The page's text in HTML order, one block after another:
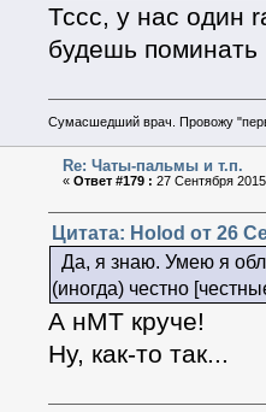
Тссс, у нас один
будешь поминать
Сумасшедший врач. Провожу
Re: Чаты-пальмы и т.п.
«Ответ #179 : 27 Сентября
Цитата: Holod от 26
Да, я знаю. Умею я
(иногда) честно
А нМТ круче!
Ну, как-то так...